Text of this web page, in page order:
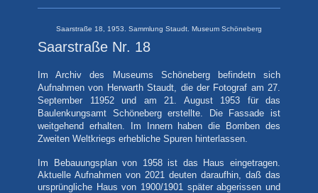
Saarstraße 18, 1953. Sammlung Staudt. Museum Schöneberg
Saarstraße Nr. 18
Im Archiv des
Museums Schöneberg befindetn sich
Aufnahmen von Herwarth Staudt, die der Fotograf am 27.
September 11952 und am 21. August 1953 für das
Baulenkungsamt Schöneberg erstellte. Die Fassade ist
weitgehend erhalten. Im Innern haben die Bomben des
Zweiten Weltkriegs erhebliche Spuren hinterlassen.
Im Bebauungsplan von 1958 ist das Haus eingetragen.
Aktuelle Aufnahmen von 2021 deuten daraufhin, daß das
ursprüngliche Haus von 1900/1901 später abgerissen und